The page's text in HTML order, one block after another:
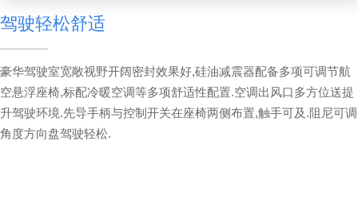
驾驶轻松舒适
豪华驾驶室宽敞视野开阔密封效果好,硅油减震器配备多项可调节航
空悬浮座椅,标配冷暖空调等多项舒适性配置.空调出风口多方位送提
升驾驶环境.先导手柄与控制开关在座椅两侧布置,触手可及.阻尼可调
角度方向盘驾驶轻松.